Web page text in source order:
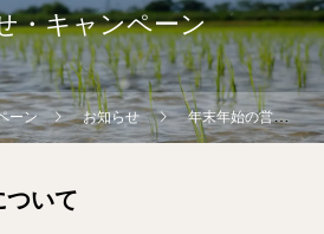
・キャンペーン
ーン お知らせ 年末年始の営業について
ついて